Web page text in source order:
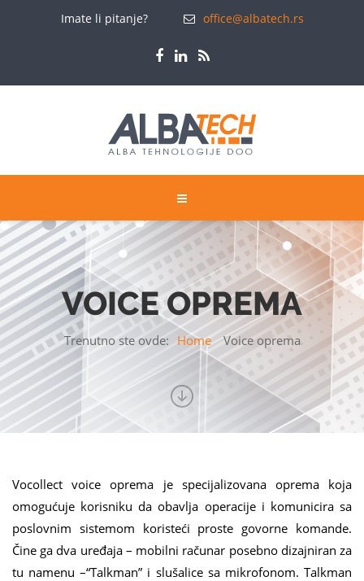
Imate li pitanje? office@albatech.rs
VOICE OPREMA
Trenutno ste ovde: Home Voice oprema
Vocollect voice oprema je specijalizovana oprema koja
omogućuje korisniku da obavlja operacije i komunicira sa
poslovnim sistemom koristeći proste govorne komande.
Čine ga dva uređaja – mobilni računar posebno dizajniran za
tu namenu –“Talkman” i slušalice sa mikrofonom. Talkman